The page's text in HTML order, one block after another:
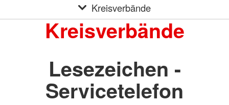
Kreisverbände
Kreisverbände
Lesezeichen -
Servicetelefon